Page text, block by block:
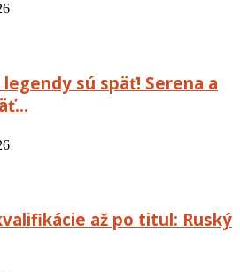
sú späť! Serena a
až po titul: Ruský